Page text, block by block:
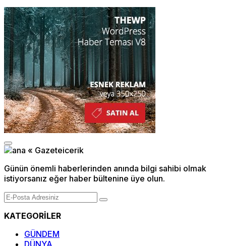
Günün önemli haberlerinden anında bilgi sahibi olmak
istiyorsanız eğer haber bültenine üye olun.
KATEGORİLER
GÜNDEM